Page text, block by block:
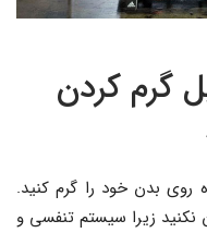
گرم کردن
روی بدن خود را گرم کنید.
نکنید زیرا سیستم تنفسی و